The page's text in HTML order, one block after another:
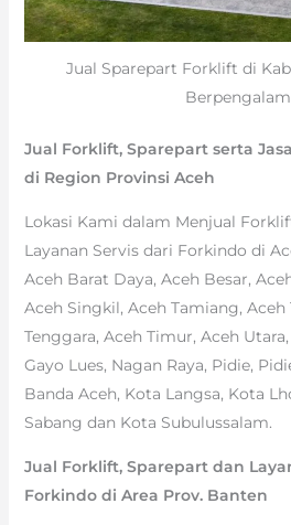
Jual Sparepart Forklift di
Jual Forklift, Sparepart serta
di Region Provinsi Aceh
Lokasi Kami dalam Menjual
Layanan Servis dari Forkindo di
Aceh Barat Daya, Aceh Besar,
Aceh Singkil, Aceh Tamiang, Aceh
Tenggara, Aceh Timur, Aceh
Gayo Lues, Nagan Raya, Pidie,
Banda Aceh, Kota Langsa, Kota
Sabang dan Kota Subulussalam.
Jual Forklift, Sparepart dan
Forkindo di Area Prov. Banten